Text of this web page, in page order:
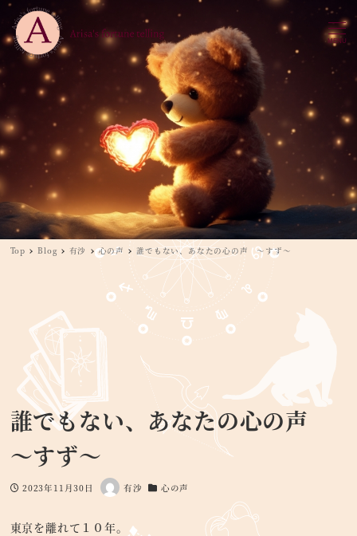
MENU
Top Blog 有沙 心の声 誰でもない、あなたの心の声 ～すず～
誰でもない、あなたの心の声
～すず～
投稿日
2023年11月30日
著
有沙
カテゴリー
心の声
東京を離れて１０年。